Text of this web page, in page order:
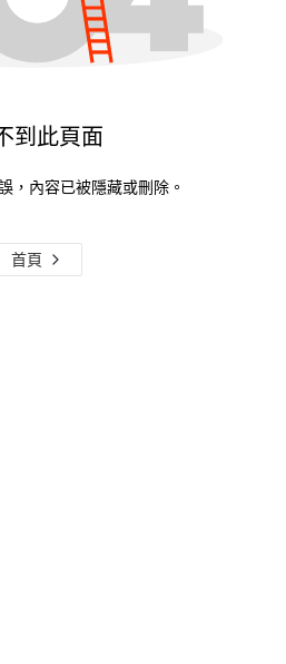
到此頁面
，內容已被隱藏或刪除。
首頁